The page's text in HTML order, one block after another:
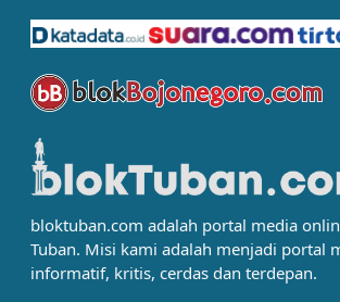
bloktuban.com adalah portal media
Tuban. Misi kami adalah menjadi portal
informatif, kritis, cerdas dan terdepan.